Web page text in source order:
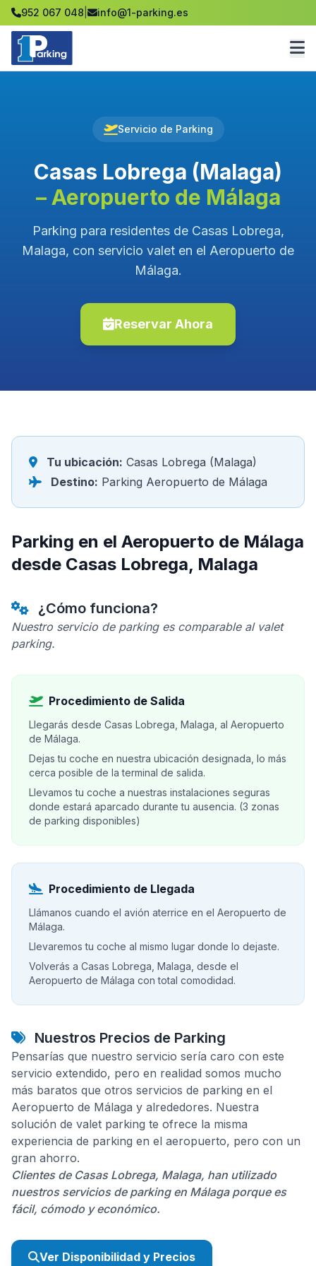
952 067 048 info@1-parking.es
Servicio de Parking
Casas Lobrega (Malaga)
– Aeropuerto de Málaga
Parking para residentes de Casas Lobrega,
Malaga, con servicio valet en el Aeropuerto de
Málaga.
Reservar Ahora
Tu ubicación: Casas Lobrega (Malaga)
Destino: Parking Aeropuerto de Málaga
Parking en el Aeropuerto de Málaga
desde Casas Lobrega, Malaga
¿Cómo funciona?
Nuestro servicio de parking es comparable al valet
parking.
Procedimiento de Salida
Llegarás desde Casas Lobrega, Malaga, al Aeropuerto
de Málaga.
Dejas tu coche en nuestra ubicación designada, lo más
cerca posible de la terminal de salida.
Llevamos tu coche a nuestras instalaciones seguras
donde estará aparcado durante tu ausencia. (3 zonas
de parking disponibles)
Procedimiento de Llegada
Llámanos cuando el avión aterrice en el Aeropuerto de
Málaga.
Llevaremos tu coche al mismo lugar donde lo dejaste.
Volverás a Casas Lobrega, Malaga, desde el
Aeropuerto de Málaga con total comodidad.
Nuestros Precios de Parking
Pensarías que nuestro servicio sería caro con este
servicio extendido, pero en realidad somos mucho
más baratos que otros servicios de parking en el
Aeropuerto de Málaga y alrededores. Nuestra
solución de valet parking te ofrece la misma
experiencia de parking en el aeropuerto, pero con un
gran ahorro.
Clientes de Casas Lobrega, Malaga, han utilizado
nuestros servicios de parking en Málaga porque es
fácil, cómodo y económico.
Ver Disponibilidad y Precios